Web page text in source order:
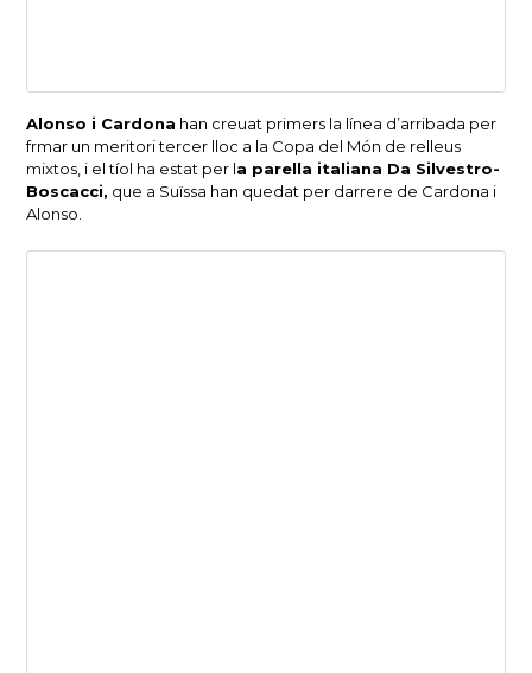
Alonso i Cardona han creuat primers la línea d’arribada per
frmar un meritori tercer lloc a la Copa del Món de relleus
mixtos, i el tíol ha estat per la parella italiana Da Silvestro-
Boscacci, que a Suïssa han quedat per darrere de Cardona i
Alonso.